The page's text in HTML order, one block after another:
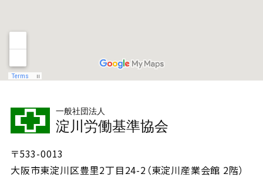
一般社団法人
淀川労働基準協会
〒533-0013
大阪市東淀川区豊里2丁目24-2（東淀川産業会館 2階）